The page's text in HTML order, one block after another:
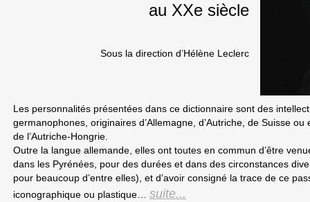
au XXe siècle
Sous la direction d’Hélène Leclerc
Les personnalités présentées dans ce dictionnaire sont des
germanophones, originaires d’Allemagne, d’Autriche, de Suisse
de l’Autriche-Hongrie.
Outre la langue allemande, elles ont toutes en commun d’être
dans les Pyrénées, pour des durées et dans des circonstances
pour beaucoup d’entre elles), et d’avoir consigné la trace de ce
iconographique ou plastique… suite...